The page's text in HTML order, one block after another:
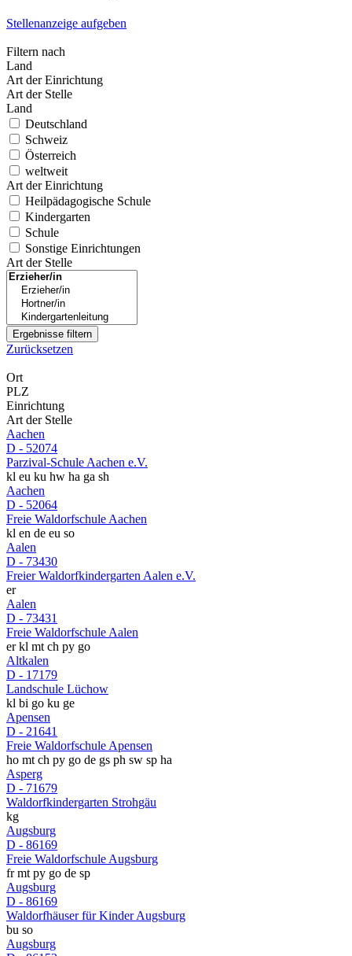
Stellenanzeige aufgeben
Filtern nach
Land
Art der Einrichtung
Art der Stelle
Land
Deutschland
Schweiz
Österreich
weltweit
Art der Einrichtung
Heilpädagogische Schule
Kindergarten
Schule
Sonstige Einrichtungen
Art der Stelle
Zurücksetzen
Ort
PLZ
Einrichtung
Art der Stelle
Aachen
D - 52074
Parzival-Schule Aachen e.V.
kl eu ku hw ha ga sh
Aachen
D - 52064
Freie Waldorfschule Aachen
kl en de eu so
Aalen
D - 73430
Freier Waldorfkindergarten Aalen e.V.
er
Aalen
D - 73431
Freie Waldorfschule Aalen
er kl mt ch py go
Altkalen
D - 17179
Landschule Lüchow
kl bi go ku ge
Apensen
D - 21641
Freie Waldorfschule Apensen
ho mt ch py go de gs ph sw sp ha
Asperg
D - 71679
Waldorfkindergarten Strohgäu
kg
Augsburg
D - 86169
Freie Waldorfschule Augsburg
fr mt py go de sp
Augsburg
D - 86169
Waldorfhäuser für Kinder Augsburg
bu so
Augsburg